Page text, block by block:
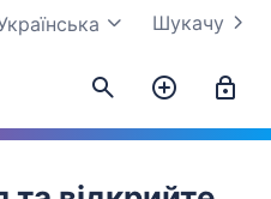
Шукачу